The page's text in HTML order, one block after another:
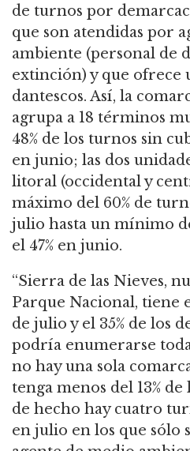
de turnos por
que son atendidas por
ambiente (personal de
extinción) y que ofrece
dantescos. Así, la
agrupa a 18 términos
48% de los turnos sin
en junio; las dos
litoral (occidental y
máximo del 60% de
julio hasta un mínimo
el 47% en junio.
“Sierra de las Nieves,
Parque Nacional, tiene
de julio y el 35% de los
podría enumerarse
no hay una sola
tenga menos del 13%
de hecho hay cuatro
en julio en los que sólo